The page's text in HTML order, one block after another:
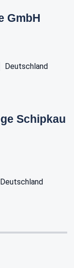
GmbH
Deutschland
Schipkau
Deutschland